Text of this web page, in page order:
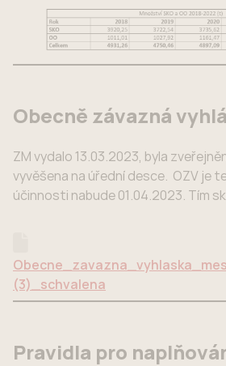
Obecně závazná
ZM vydalo 13.03.2023, byla
vyvěšena na úřední desce. OZV je
účinnosti nabude 01.04.2023. Tím
(3)_schvalena
Pravidla pro